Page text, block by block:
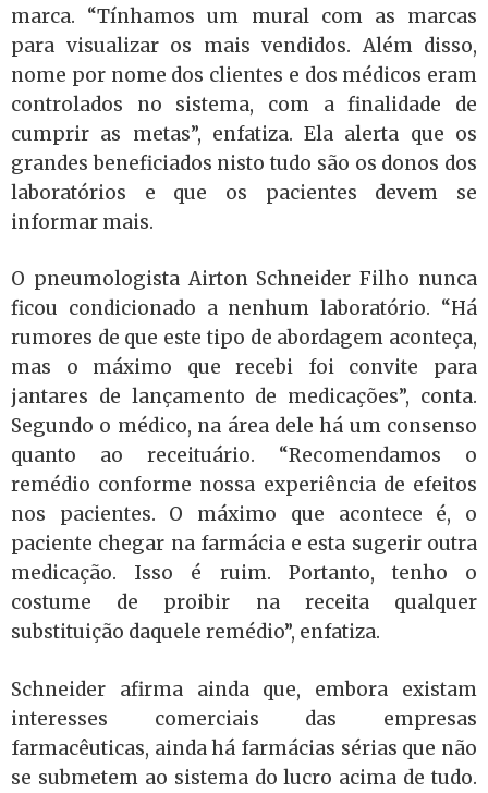
marca. “Tínhamos um mural com as marcas
para visualizar os mais vendidos. Além disso,
nome por nome dos clientes e dos médicos eram
controlados no sistema, com a finalidade de
cumprir as metas”, enfatiza. Ela alerta que os
grandes beneficiados nisto tudo são os donos dos
laboratórios e que os pacientes devem se
informar mais.
O pneumologista Airton Schneider Filho nunca
ficou condicionado a nenhum laboratório. “Há
rumores de que este tipo de abordagem aconteça,
mas o máximo que recebi foi convite para
jantares de lançamento de medicações”, conta.
Segundo o médico, na área dele há um consenso
quanto ao receituário. “Recomendamos o
remédio conforme nossa experiência de efeitos
nos pacientes. O máximo que acontece é, o
paciente chegar na farmácia e esta sugerir outra
medicação. Isso é ruim. Portanto, tenho o
costume de proibir na receita qualquer
substituição daquele remédio”, enfatiza.
Schneider afirma ainda que, embora existam
interesses comerciais das empresas
farmacêuticas, ainda há farmácias sérias que não
se submetem ao sistema do lucro acima de tudo.